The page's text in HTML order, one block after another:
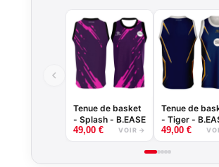
Tenue de basket
- Splash - B.EASE
49,00 € VOIR →
Tenue de
- Tiger -
49,00 €